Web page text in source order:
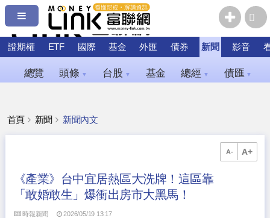
證期權 ETF 國際 基金 外匯 債券 新聞 影音
總覽 頭條 ▼ 台股 ▼ 基金 總經 ▼ 債匯 ▼
首頁 新聞 新聞內文
A- A+
《產業》台中宜居熱區大洗牌！這區靠
「敢婚敢生」爆衝出房市大黑馬！
時報新聞 2026/05/19 13:17